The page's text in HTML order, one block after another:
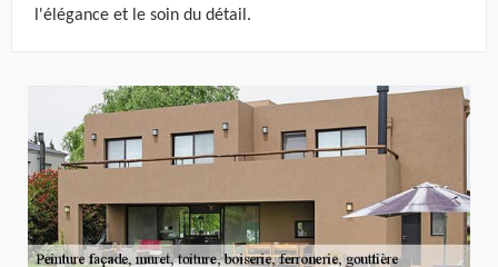
l'élégance et le soin du détail.